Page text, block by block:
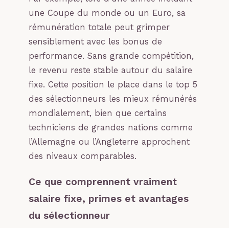
une Coupe du monde ou un Euro, sa
rémunération totale peut grimper
sensiblement avec les bonus de
performance. Sans grande compétition,
le revenu reste stable autour du salaire
fixe. Cette position le place dans le top 5
des sélectionneurs les mieux rémunérés
mondialement, bien que certains
techniciens de grandes nations comme
l’Allemagne ou l’Angleterre approchent
des niveaux comparables.
Ce que comprennent vraiment
salaire fixe, primes et avantages
du sélectionneur